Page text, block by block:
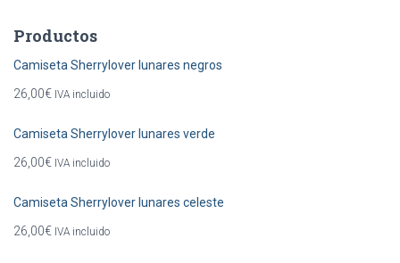
Productos
Camiseta Sherrylover lunares negros
26,00€ IVA incluido
Camiseta Sherrylover lunares verde
26,00€ IVA incluido
Camiseta Sherrylover lunares celeste
26,00€ IVA incluido